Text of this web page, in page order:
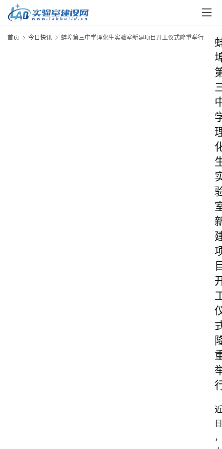
首页 今日快讯 蚌埠第三中学理化生实验室新建项目开工仪式隆重举行
近
日
，